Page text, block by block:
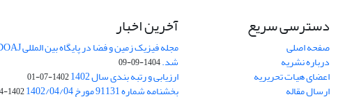
دسترسی سریع
صفحه اصلی
درباره نشریه
اعضای هیات تحریریه
ارسال مقاله
آخرین اخبار
شد.1404-09-09
ارزیابی و رتبه بندی سال 1402 1402-07-01
بخشنامه شماره 91131 مورخ 1402/04/04 1402-04-04